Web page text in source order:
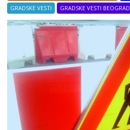
GRADSKE VESTI
GRADSKE VESTI BEOGRAD